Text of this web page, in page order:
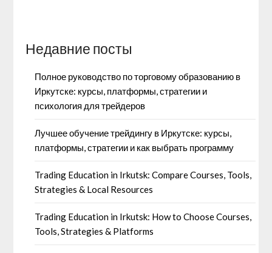
Недавние посты
Полное руководство по торговому образованию в
Иркутске: курсы, платформы, стратегии и
психология для трейдеров
Лучшее обучение трейдингу в Иркутске: курсы,
платформы, стратегии и как выбрать программу
Trading Education in Irkutsk: Compare Courses, Tools,
Strategies & Local Resources
Trading Education in Irkutsk: How to Choose Courses,
Tools, Strategies & Platforms